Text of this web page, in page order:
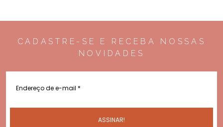
CADASTRE-SE E RECEBA NOSSAS
NOVIDADES